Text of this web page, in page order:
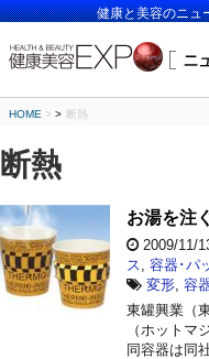
健康と美容のニュ
HOME > 断熱
断熱
お湯を注
2009/11/
ス
容器･パ
変形 容
東罐興業（
（ホットマ
同容器は同